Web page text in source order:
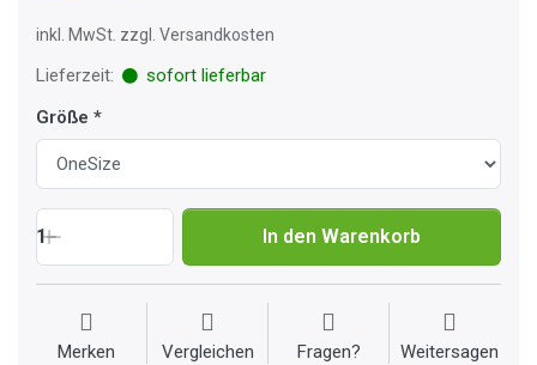
inkl. MwSt. zzgl. Versandkosten
Lieferzeit:
sofort lieferbar
Größe
1 In den Warenkorb
Merken Vergleichen Fragen? Weitersagen